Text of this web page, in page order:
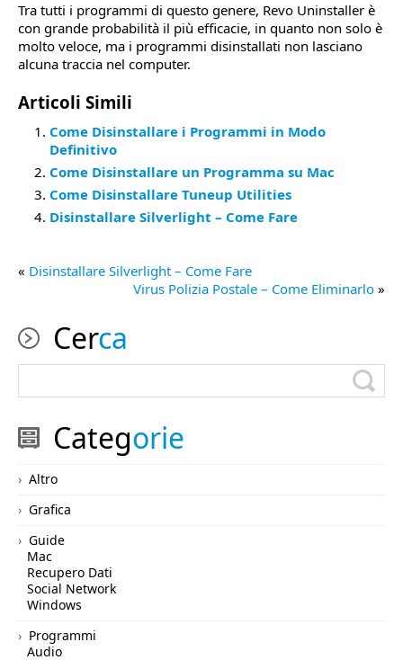
Tra tutti i programmi di questo genere, Revo Uninstaller è
con grande probabilità il più efficacie, in quanto non solo è
molto veloce, ma i programmi disinstallati non lasciano
alcuna traccia nel computer.
Articoli Simili
Come Disinstallare i Programmi in Modo
Definitivo
Come Disinstallare un Programma su Mac
Come Disinstallare Tuneup Utilities
Disinstallare Silverlight – Come Fare
« Disinstallare Silverlight – Come Fare
Virus Polizia Postale – Come Eliminarlo »
Cerca
Categorie
Altro
Grafica
Guide
Mac
Recupero Dati
Social Network
Windows
Programmi
Audio